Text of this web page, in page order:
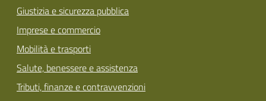
Giustizia e sicurezza pubblica
Imprese e commercio
Mobilità e trasporti
Salute, benessere e assistenza
Tributi, finanze e contravvenzioni